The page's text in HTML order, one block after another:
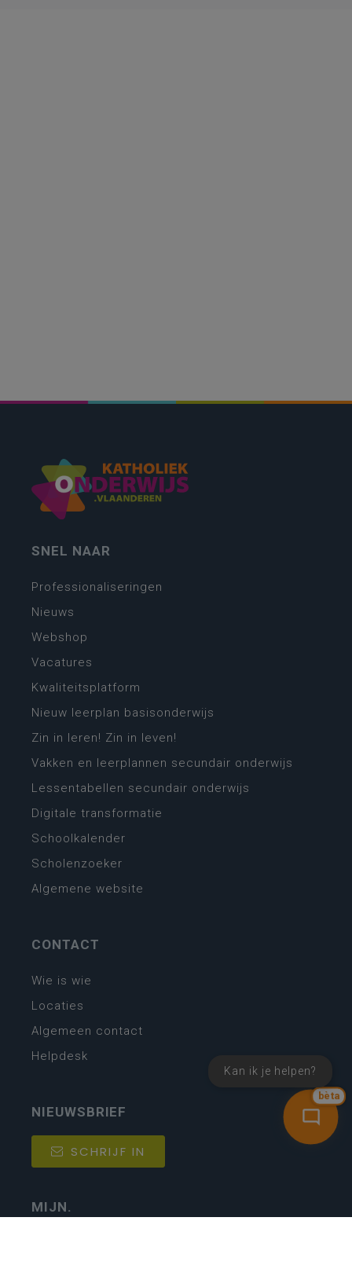
bèta
Kan ik je helpen?
SNEL NAAR
Professionaliseringen
Nieuws
Webshop
Vacatures
Kwaliteitsplatform
Nieuw leerplan basisonderwijs
Zin in leren! Zin in leven!
Vakken en leerplannen secundair onderwijs
Lessentabellen secundair onderwijs
Digitale transformatie
Schoolkalender
Scholenzoeker
Algemene website
CONTACT
Wie is wie
Locaties
Algemeen contact
Helpdesk
NIEUWSBRIEF
SCHRIJF IN
MIJN.